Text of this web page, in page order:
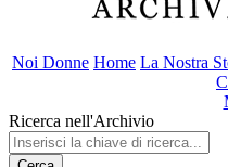
Noi Donne Home La Nostra
Ricerca nell'Archivio